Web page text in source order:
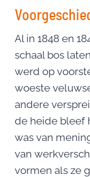
Al in 1848 en
schaal bos
werd op
woeste
andere
de heide bleef
was van
van
vormen als ze